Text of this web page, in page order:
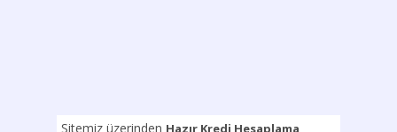
Sitemiz üzerinden Hazır Kredi Hesaplama